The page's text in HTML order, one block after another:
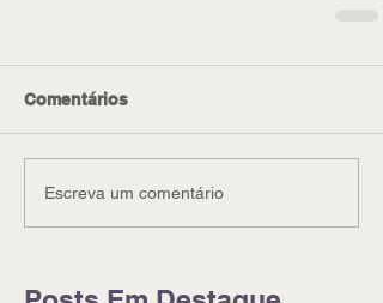
Comentários
Escreva um comentário